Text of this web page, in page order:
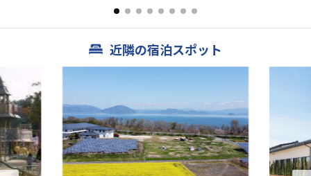
くりおはぎのファンも多い...
近隣の宿泊スポット